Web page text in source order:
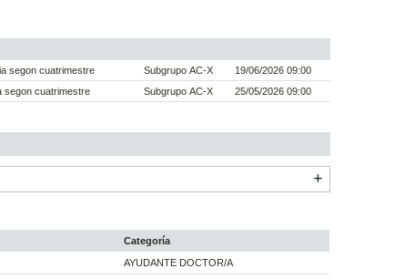
segon cuatrimestre
Subgrupo AC-X
19/06/2026 09:00
segon cuatrimestre
Subgrupo AC-X 25/05/2026 09:00
Categoría
AYUDANTE DOCTOR/A